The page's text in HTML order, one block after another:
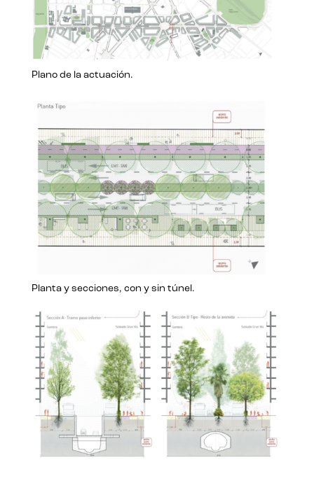
Plano de la actuación.
Planta y secciones, con y sin túnel.